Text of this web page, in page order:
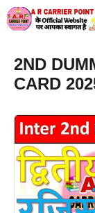
Skip
to
2ND
CARD